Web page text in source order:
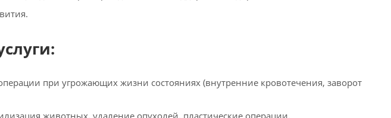
при угрожающих жизни состояниях (внутренние кровотечения, заворот